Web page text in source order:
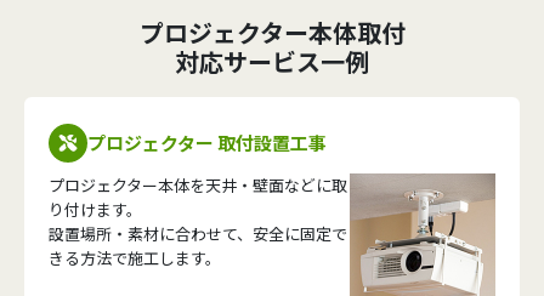
プロジェクター本体取付
対応サービス一例
プロジェクター 取付設置工事
プロジェクター本体を天井・壁面などに取
り付けます。
設置場所・素材に合わせて、安全に固定で
きる方法で施工します。